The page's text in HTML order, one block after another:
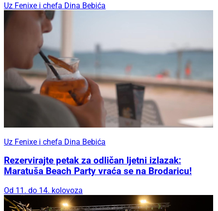
Uz Fenixe i chefa Dina Bebića
Uz Fenixe i chefa Dina Bebića
Rezervirajte petak za odličan ljetni izlazak:
Maratuša Beach Party vraća se na Brodaricu!
Od 11. do 14. kolovoza